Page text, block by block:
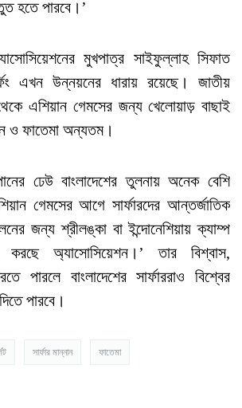
হতে পারবে।’
মুখপাত্র সাইফুল্লাহ সিফাত
এখন উন্নয়নের ধারায় রয়েছে। জাতীয়
এশিয়ান গেমসের জন্য খেলোয়াড় বাছাই
ও ফাতেমা অন্যতম।
ঢেউ বাংলাদেশের তুলনায় অনেক বেশি
গেমসের আগে সার্ফারদের আন্তর্জাতিক
জন্য শ্রীলঙ্কা বা ইন্দোনেশিয়ায় ক্যাম্প
অ্যাসোসিয়েশন।’ তার বিশ্বাস,
পারলে বাংলাদেশের সার্ফাররাও বিশ্বের
পারবে।
সার্ফার মান্নান ফাতেমা